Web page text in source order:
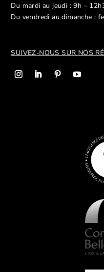
Du mardi au jeudi : 9h –
Du vendredi au dimanche :
SUIVEZ-NOUS SUR NOS R